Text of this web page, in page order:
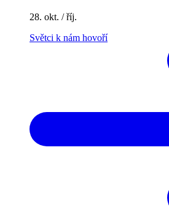
28. okt. / říj.
Světci k nám hovoří